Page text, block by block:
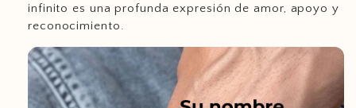
infinito es una profunda expresión de amor, apoyo y
reconocimiento.